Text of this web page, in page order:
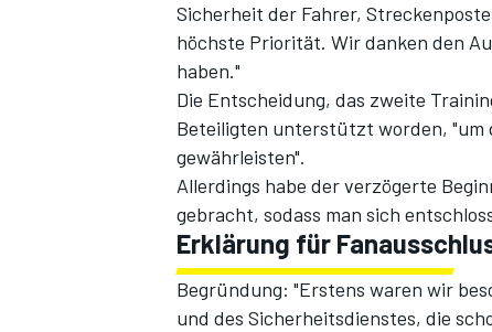
Sicherheit der Fahrer,
höchste Priorität. Wir danken den
haben."
Die Entscheidung, das zweite
Beteiligten unterstützt worden,
gewährleisten".
Allerdings habe der verzögerte
gebracht, sodass man sich
Erklärung für
Begründung: "Erstens waren wir
und des Sicherheitsdienstes, die